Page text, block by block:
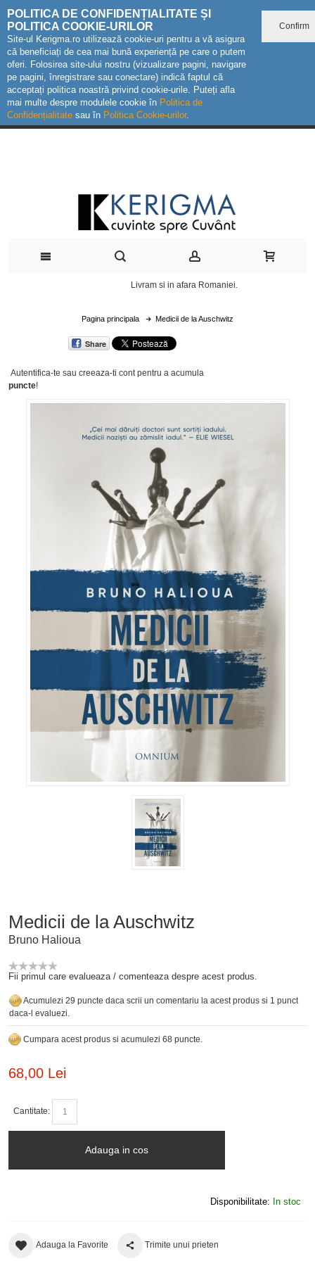
POLITICA DE CONFIDENȚIALITATE ȘI
POLITICA COOKIE-URILOR
Site-ul Kerigma.ro utilizează cookie-uri pentru a vă asigura
că beneficiați de cea mai bună experiență pe care o putem
oferi. Folosirea site-ului nostru (vizualizare pagini, navigare
pe pagini, înregistrare sau conectare) indică faptul că
acceptați politica noastră privind cookie-urile. Puteți afla
mai multe despre modulele cookie în Politica de
Confidențialitate sau în Politica Cookie-urilor.
Confirm
Livram si in afara Romaniei.
Pagina principala Medicii de la Auschwitz
Share
Autentifica-te sau creeaza-ti contpentru a acumula
puncte!
Medicii de la Auschwitz
Bruno Halioua
Fii primul care evalueaza / comenteaza despre acest produs.
Acumulezi 29 puncte daca scrii un comentariu la acest produs si 1 punct
daca-l evaluezi.
Cumpara acest produs si acumulezi 68 puncte.
68,00 Lei
Cantitate:
Adauga in cos
Disponibilitate: In stoc
Adauga la Favorite Trimite unui prieten